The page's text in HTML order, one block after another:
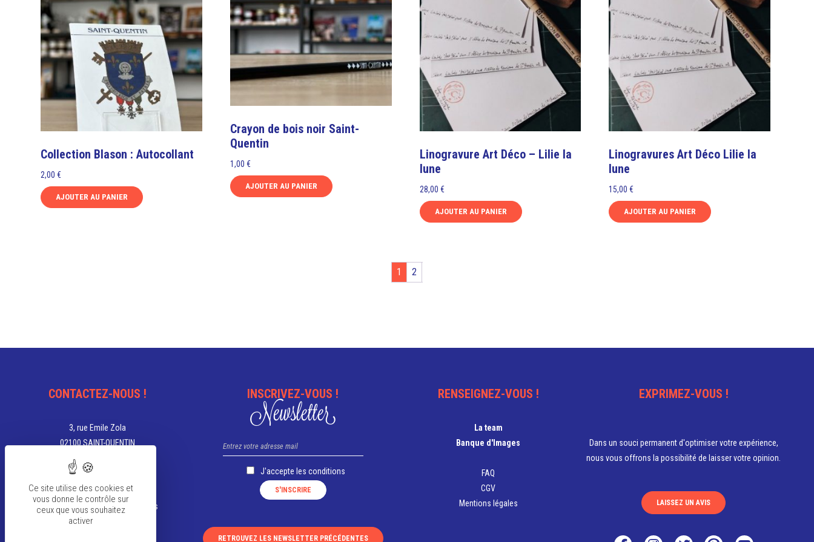
Collection Blason : Autocollant
2,00€
AJOUTER AU PANIER
Crayon de bois noir Saint-
Quentin
1,00 €
AJOUTER AU PANIER
Linogravure Art Déco – Lilie la
lune
28,00 €
AJOUTER AU PANIER
Linogravures Art Déco Lilie la
lune
15,00€
AJOUTER AU PANIER
1 2
CONTACTEZ-NOUS !
3, rue Emile Zola
02100 SAINT-QUENTIN
03 23 67 05 00
tourisme@saint-quentin.fr
Aujourd'hui, nous sommes ouverts
de 9h à 12h et de 13h30 à 18h
INSCRIVEZ-VOUS !
Newsletter
J'accepte lesconditions
RETROUVEZ LES NEWSLETTER PRÉCÉDENTES
RENSEIGNEZ-VOUS !
La team
Banque d'Images
FAQ
CGV
Mentions légales
EXPRIMEZ-VOUS !
Dans un souci permanent d'optimiser votre expérience,
nous vous offrons la possibilité de laisser votre opinion.
LAISSEZ UN AVIS
Ce site utilise des cookies et
vous donne le contrôle sur
ceux que vous souhaitez
activer